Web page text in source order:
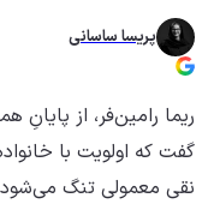
پریسا ساسانی
ریما رامین‌فر، از
گفت که اولویت با
نقی معمولی تنگ